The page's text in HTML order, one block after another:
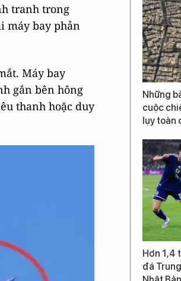
tranh trong
máy bay phản
Máy bay
gắn bên hông
thanh hoặc duy
Những
cuộc
lụy toàn
Hơn 1,4
đá